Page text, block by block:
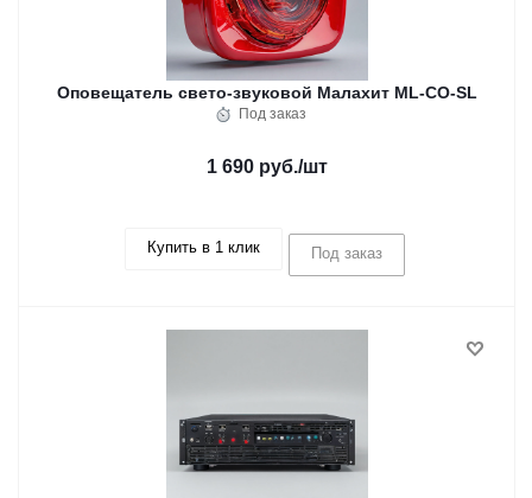
Оповещатель свето-звуковой Малахит ML-CO-SL
Под заказ
1 690 руб./шт
Купить в 1 клик Под заказ